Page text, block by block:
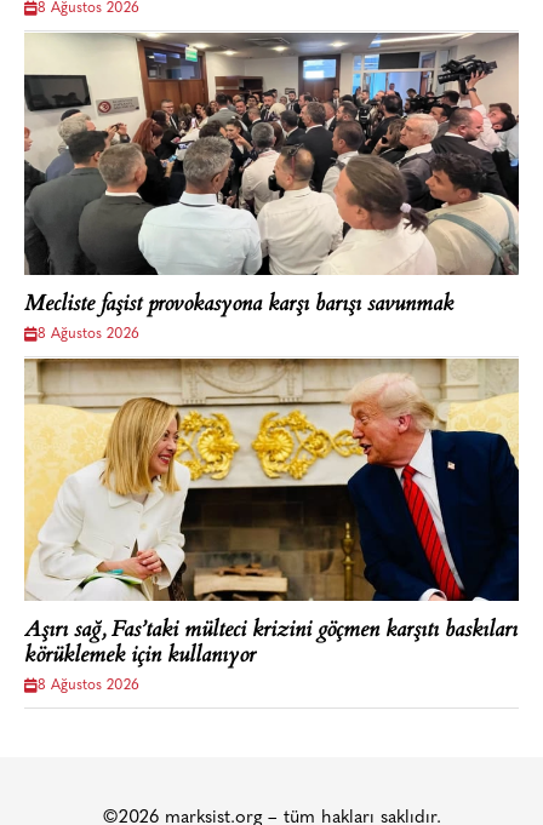
8 Ağustos 2026
Mecliste faşist provokasyona karşı barışı savunmak
8 Ağustos 2026
Aşırı sağ, Fas’taki mülteci krizini göçmen karşıtı baskıları
körüklemek için kullanıyor
8 Ağustos 2026
©2026 marksist.org – tüm hakları saklıdır.